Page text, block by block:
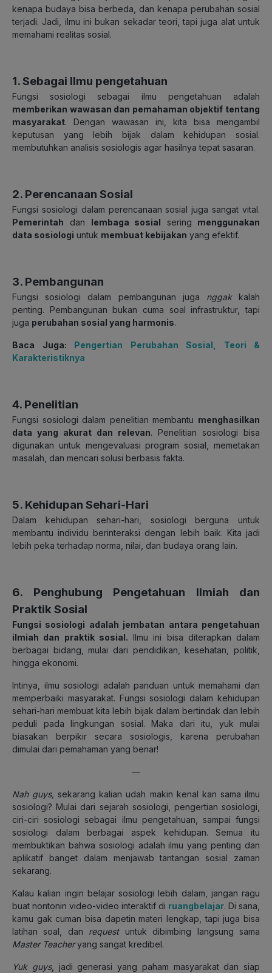
kenapa budaya bisa berbeda, dan kenapa perubahan sosial
terjadi. Jadi, ilmu ini bukan sekadar teori, tapi juga alat untuk
memahami realitas sosial.
1. Sebagai Ilmu pengetahuan
Fungsi sosiologi sebagai ilmu pengetahuan adalah
memberikan wawasan dan pemahaman objektif tentang
masyarakat. Dengan wawasan ini, kita bisa mengambil
keputusan yang lebih bijak dalam kehidupan sosial.
membutuhkan analisis sosiologis agar hasilnya tepat sasaran.
2. Perencanaan Sosial
Fungsi sosiologi dalam perencanaan sosial juga sangat vital.
Pemerintah dan lembaga sosial sering menggunakan
data sosiologi untuk membuat kebijakan yang efektif.
3. Pembangunan
Fungsi sosiologi dalam pembangunan juga nggakkalah
penting. Pembangunan bukan cuma soal infrastruktur, tapi
juga perubahan sosial yang harmonis.
Baca Juga: Pengertian Perubahan Sosial, Teori &
Karakteristiknya
4. Penelitian
Fungsi sosiologi dalam penelitian membantu menghasilkan
data yang akurat dan relevan. Penelitian sosiologi bisa
digunakan untuk mengevaluasi program sosial, memetakan
masalah, dan mencari solusi berbasis fakta.
5. Kehidupan Sehari-Hari
Dalam kehidupan sehari-hari,
sosiologi berguna untuk
membantu individu berinteraksi dengan lebih baik. Kita jadi
lebih peka terhadap norma, nilai, dan budaya orang lain.
6. Penghubung Pengetahuan Ilmiah dan
Praktik Sosial
Fungsi sosiologi adalah jembatan antara pengetahuan
ilmiah dan praktik sosial. Ilmu ini bisa diterapkan dalam
berbagai bidang, mulai dari pendidikan, kesehatan, politik,
hingga ekonomi.
Intinya, ilmu sosiologi adalah panduan untuk memahami dan
memperbaiki masyarakat. Fungsi sosiologi dalam kehidupan
sehari-hari membuat kita lebih bijak dalam bertindak dan lebih
peduli pada lingkungan sosial. Maka dari itu, yuk mulai
biasakan berpikir secara sosiologis, karena perubahan
dimulai dari pemahaman yang benar!
—
Nah guys, sekarang kalian udah makin kenal kan sama ilmu
sosiologi? Mulai dari sejarah sosiologi, pengertian sosiologi,
ciri-ciri sosiologi sebagai ilmu pengetahuan, sampai fungsi
sosiologi dalam berbagai aspek kehidupan. Semua itu
membuktikan bahwa sosiologi adalah ilmu yang penting dan
aplikatif banget dalam menjawab tantangan sosial zaman
sekarang.
Kalau kalian ingin belajar sosiologi lebih dalam, jangan ragu
buat nontonin video-video interaktif di ruangbelajar. Di sana,
kamu gak cuman bisa dapetin materi lengkap, tapi juga bisa
latihan soal, dan request untuk dibimbing langsung sama
Master Teacheryang sangat kredibel.
Yuk guys,
jadi generasi yang paham masyarakat dan siap